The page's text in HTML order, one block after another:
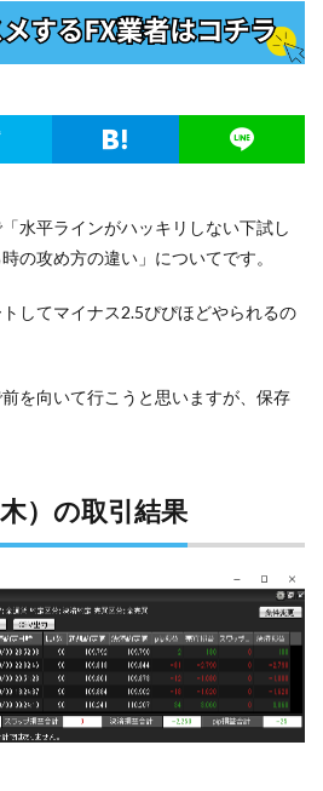
水平ラインがハッキリしない下試し
の攻め方の違い」についてです。
してマイナス2.5ぴぴほどやられるの
を向いて行こうと思いますが、保存
）の取引結果